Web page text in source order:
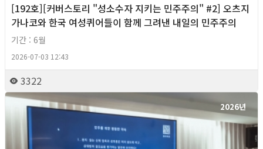
[192호][커버스토리 "성소수자 지키는 민주주의" #2] 오츠지
가나코와 한국 여성퀴어들이 함께 그려낸 내일의 민주주의
기간 : 6월
2026-07-03 12:43
3322
2026년